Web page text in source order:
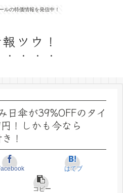
ルの特価情報を発信中！
ツウ！
日傘が39%OFFのタイ
！しかも今なら
！
はてブ
コピー